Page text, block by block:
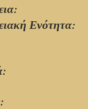
Ενότητα: